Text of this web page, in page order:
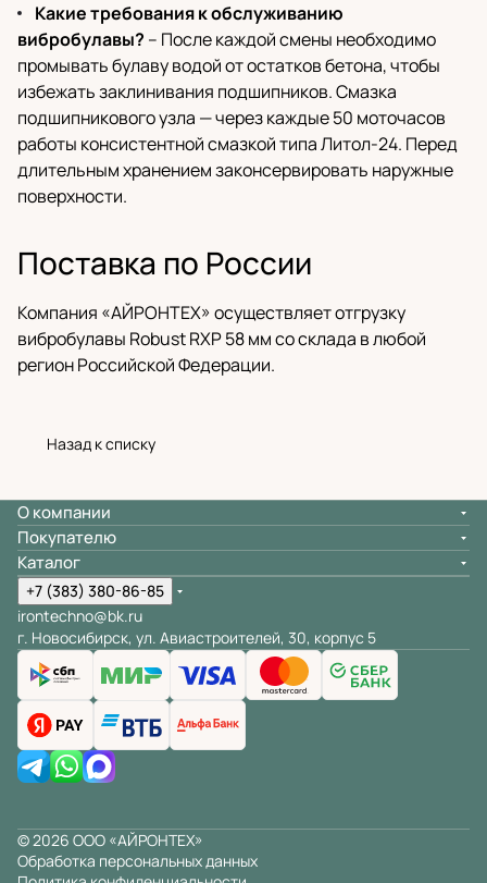
Какие требования к обслуживанию
вибробулавы? – После каждой смены необходимо
промывать булаву водой от остатков бетона, чтобы
избежать заклинивания подшипников. Смазка
подшипникового узла — через каждые 50 моточасов
работы консистентной смазкой типа Литол-24. Перед
длительным хранением законсервировать наружные
поверхности.
Поставка по России
Компания «АЙРОНТЕХ» осуществляет отгрузку
вибробулавы Robust RXP 58 мм со склада в любой
регион Российской Федерации.
Назад к списку
О компании
Покупателю
Каталог
+7 (383) 380-86-85
irontechno@bk.ru
г. Новосибирск, ул. Авиастроителей, 30, корпус 5
© 2026 ООО «АЙРОНТЕХ»
Обработка персональных данных